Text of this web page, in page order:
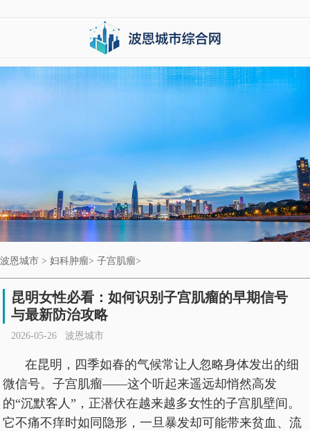
波恩城市 > 妇科肿瘤> 子宫肌瘤>
昆明女性必看：如何识别子宫肌瘤的早期信号
与最新防治攻略
2026-05-26 波恩城市
在昆明，四季如春的气候常让人忽略身体发出的细
微信号。子宫肌瘤——这个听起来遥远却悄然高发
的“沉默客人”，正潜伏在越来越多女性的子宫肌壁间。
它不痛不痒时如同隐形，一旦暴发却可能带来贫血、流